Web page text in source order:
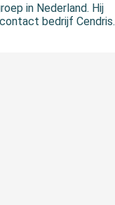
in Nederland. Hij
bedrijf Cendris.